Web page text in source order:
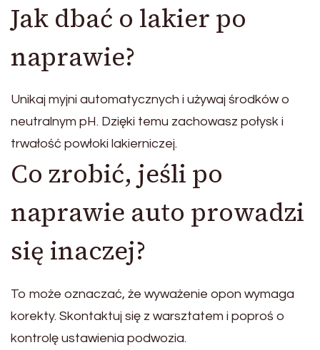
Jak dbać o lakier po
naprawie?
Unikaj myjni automatycznych i używaj środków o
neutralnym pH. Dzięki temu zachowasz połysk i
trwałość powłoki lakierniczej.
Co zrobić, jeśli po
naprawie auto prowadzi
się inaczej?
To może oznaczać, że wyważenie opon wymaga
korekty. Skontaktuj się z warsztatem i poproś o
kontrolę ustawienia podwozia.